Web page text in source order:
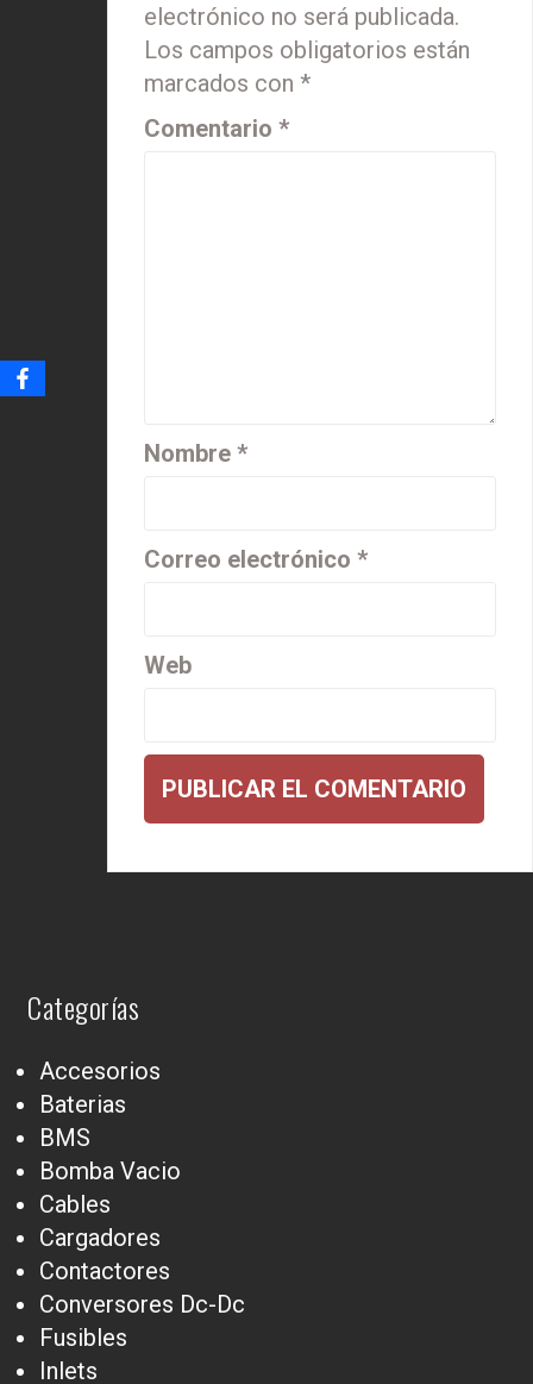
electrónico no será publicada.
Los campos obligatorios están
marcados con *
Comentario *
Nombre *
Correo electrónico *
Web
Categorías
Accesorios
Baterias
BMS
Bomba Vacio
Cables
Cargadores
Contactores
Conversores Dc-Dc
Fusibles
Inlets